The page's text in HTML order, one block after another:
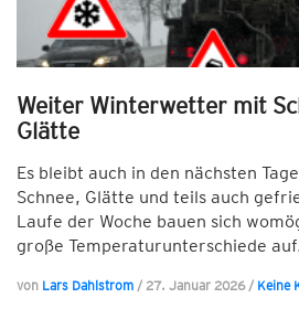
Weiter Winterwetter mit
Glätte
Es bleibt auch in den nächsten
Schnee, Glätte und teils auch
Laufe der Woche bauen sich
große Temperaturunterschiede
von Lars Dahlstrom / 27. Januar 2026/ Keine